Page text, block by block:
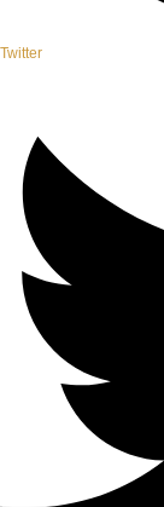
Twitter